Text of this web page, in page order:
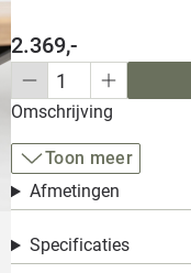
2.369,-
Omschrijving
Toon meer
Afmetingen
Specificaties